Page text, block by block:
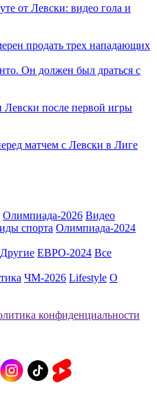
от Левски: видео гола и
продать трех нападающих
Он должен был драться с
Левски после первой игры
матчем с Левски в Лиге
Олимпиада-2026 Видео
спорта Олимпиада-2024
Другие ЕВРО-2024 Все
ЧМ-2026 Lifestyle О
конфиденциальности